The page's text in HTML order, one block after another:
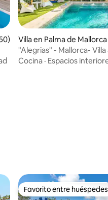
promedio: 4.98 de 5, 160
Villa en Palma de Mallorca
"Alegrias" - Mallorca- Villa a 7km del
centro
Cocina · Espacios
Favorito entre huéspedes
Favorito entre huéspedes